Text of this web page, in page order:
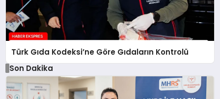
Türk Gıda Kodeksi’ne Göre Gıdaların Kontrolü
Son Dakika